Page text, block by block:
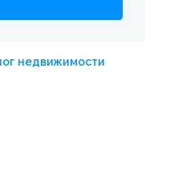
недвижимости